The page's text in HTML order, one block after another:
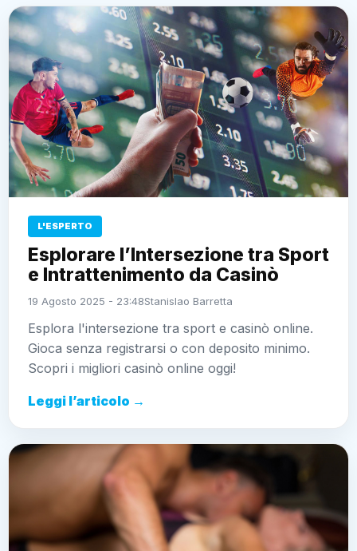
L'ESPERTO
Esplorare l’Intersezione tra Sport
e Intrattenimento da Casinò
19 Agosto 2025 - 23:48Stanislao Barretta
Esplora l'intersezione tra sport e casinò online.
Gioca senza registrarsi o con deposito minimo.
Scopri i migliori casinò online oggi!
Leggi l’articolo →